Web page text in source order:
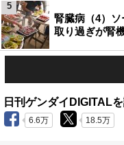
腎臓病（4）
取り過ぎが腎
5
日刊ゲンダイDIGITALを
6.6万 18.5万